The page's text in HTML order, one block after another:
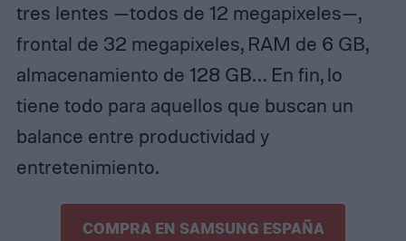
tres lentes —todos de 12 megapixeles—,
frontal de 32 megapixeles, RAM de 6 GB,
almacenamiento de 128 GB… En fin, lo
tiene todo para aquellos que buscan un
balance entre productividad y
entretenimiento.
COMPRA EN SAMSUNG ESPAÑA